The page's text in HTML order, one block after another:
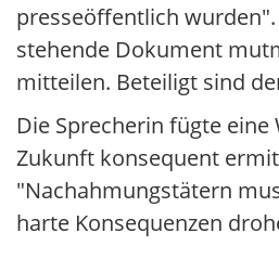
presseöffentlich
stehende Dokument
mitteilen. Beteiligt sind
Die Sprecherin fügte
Zukunft konsequent
"Nachahmungstätern
harte Konsequenzen